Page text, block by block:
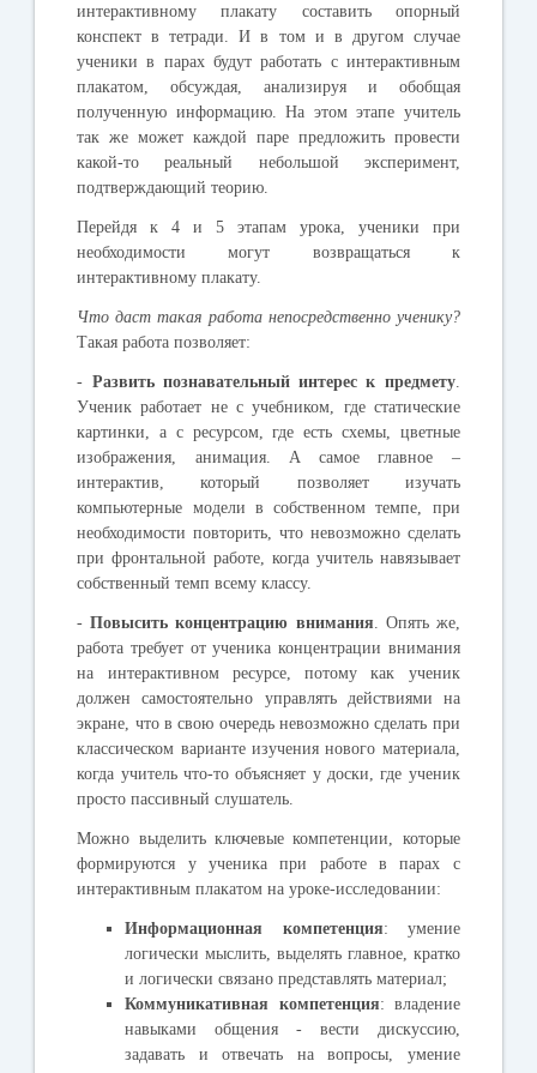
интерактивному плакату составить опорный
конспект в тетради. И в том и в другом случае
ученики в парах будут работать с интерактивным
плакатом, обсуждая, анализируя и обобщая
полученную информацию. На этом этапе учитель
так же может каждой паре предложить провести
какой-то реальный небольшой эксперимент,
подтверждающий теорию.
Перейдя к 4 и 5 этапам урока, ученики при
необходимости могут возвращаться к
интерактивному плакату.
Что даст такая работа непосредственно ученику?
Такая работа позволяет:
- Развить познавательный интерес к предмету.
Ученик работает не с учебником, где статические
картинки, а с ресурсом, где есть схемы, цветные
изображения, анимация. А самое главное –
интерактив, который позволяет изучать
компьютерные модели в собственном темпе, при
необходимости повторить, что невозможно сделать
при фронтальной работе, когда учитель навязывает
собственный темп всему классу.
-Повысить концентрацию внимания . Опять же,
работа требует от ученика концентрации внимания
на интерактивном ресурсе, потому как ученик
должен самостоятельно управлять действиями на
экране, что в свою очередь невозможно сделать при
классическом варианте изучения нового материала,
когда учитель что-то объясняет у доски, где ученик
просто пассивный слушатель.
Можно выделить ключевые компетенции, которые
формируются у ученика при работе в парах с
интерактивным плакатом на уроке-исследовании:
Информационная компетенция: умение
логически мыслить, выделять главное, кратко
и логически связано представлять материал;
Коммуникативная компетенция: владение
навыками общения - вести дискуссию,
задавать и отвечать на вопросы, умение